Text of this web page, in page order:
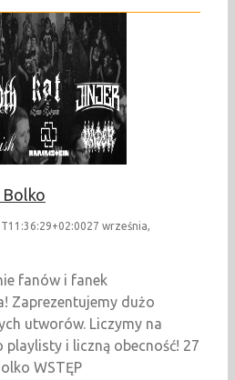
27 września,
fanów i fanek
Zaprezentujemy dużo
utworów. Liczymy na
playlisty i liczną obecność! 27
WSTĘP